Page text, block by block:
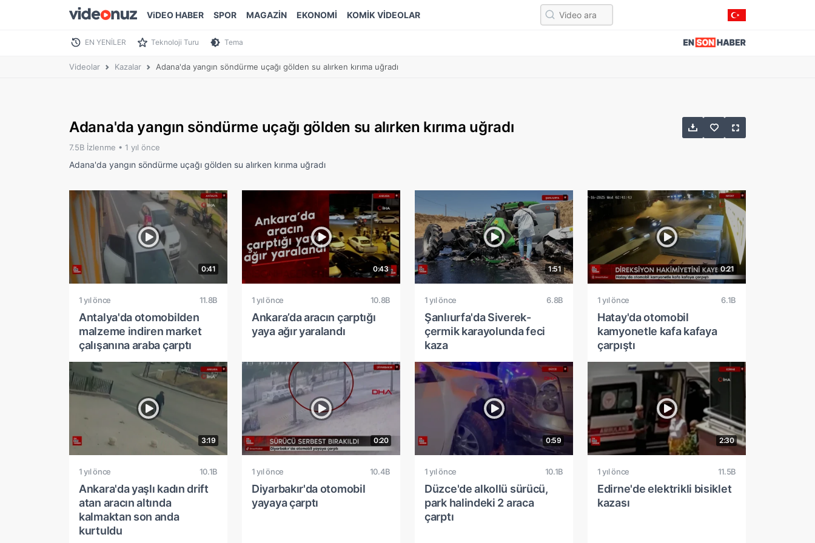
ViDEO HABER SPOR MAGAZİN EKONOMİ KOMİK VİDEOLAR
EN YENİLER Teknoloji Turu Tema
Videolar Kazalar Adana'da yangın söndürme uçağı gölden su alırken kırıma uğradı
Adana'da yangın söndürme uçağı gölden su alırken kırıma uğradı
7.5B İzlenme • 1 yıl önce
Adana'da yangın söndürme uçağı gölden su alırken kırıma uğradı
0:41
1 yıl önce 11.8B
Antalya'da otomobilden
malzeme indiren market
çalışanına araba çarptı
0:43
1 yıl önce 10.8B
Ankara’da aracın çarptığı
yaya ağır yaralandı
1:51
1 yıl önce 6.8B
Şanlıurfa'da Siverek-
çermik karayolunda feci
kaza
0:21
1 yıl önce 6.1B
Hatay'da otomobil
kamyonetle kafa kafaya
çarpıştı
3:19
1 yıl önce 10.1B
Ankara'da yaşlı kadın drift
atan aracın altında
kalmaktan son anda
kurtuldu
0:20
1 yıl önce 10.4B
Diyarbakır'da otomobil
yayaya çarptı
0:59
1 yıl önce 10.1B
Düzce'de alkollü sürücü,
park halindeki 2 araca
çarptı
2:30
1 yıl önce 11.5B
Edirne'de elektrikli bisiklet
kazası